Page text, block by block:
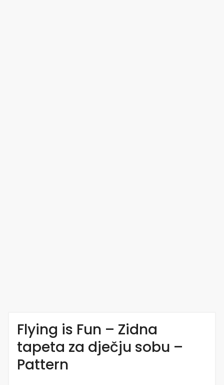
Flying is Fun – Zidna
tapeta za dječju sobu –
Pattern